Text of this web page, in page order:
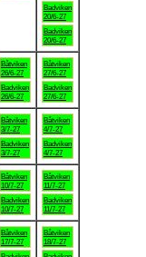
Badviken
20/6-27
Badviken
20/6-27
Båtviken
26/6-27
Badviken
26/6-27
Båtviken
27/6-27
Badviken
27/6-27
Båtviken
3/7-27
Badviken
3/7-27
Båtviken
4/7-27
Badviken
4/7-27
Båtviken
10/7-27
Badviken
10/7-27
Båtviken
11/7-27
Badviken
11/7-27
Båtviken
17/7-27
Båtviken
18/7-27